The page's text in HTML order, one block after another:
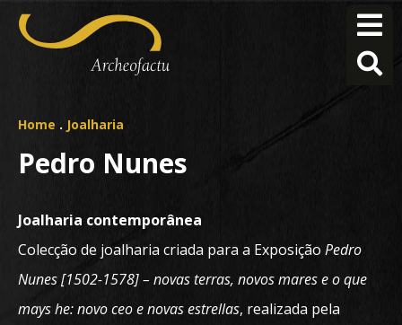
Home . Joalharia
Pedro Nunes
Joalharia contemporânea
Colecção de joalharia criada para a Exposição Pedro
Nunes [1502-1578] – novas terras, novos mares e o que
mays he: novo ceo e novas estrellas, realizada pela